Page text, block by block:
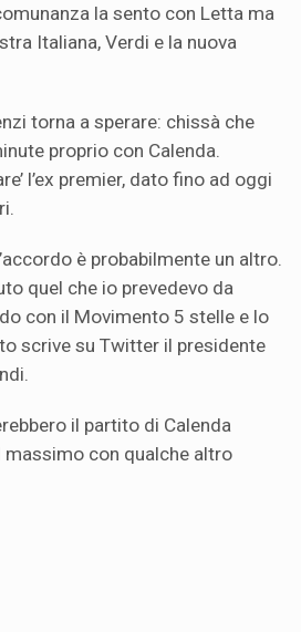
la sento con Letta ma
Italiana, Verdi e la nuova
torna a sperare: chissà che
proprio con Calenda.
l’ex premier, dato fino ad oggi
è probabilmente un altro.
quel che io prevedevo da
con il Movimento 5 stelle e lo
scrive su Twitter il presidente
il partito di Calenda
con qualche altro